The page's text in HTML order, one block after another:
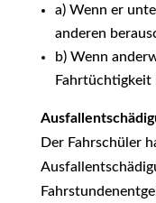
a) Wenn er
anderen
b) Wenn
Fahrtüchtigkeit
Der Fahrschüler